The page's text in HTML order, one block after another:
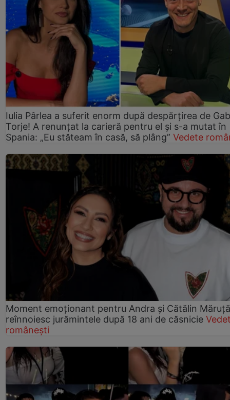
Iulia Pârlea a suferit enorm după despărțirea de
Torje! A renunțat la carieră pentru el și s-a mutat în
Spania: „Eu stăteam în casă, să plâng” Vedete
Moment emoționant pentru Andra și Cătălin
reînnoiesc jurămintele după 18 ani de căsnicie
românești